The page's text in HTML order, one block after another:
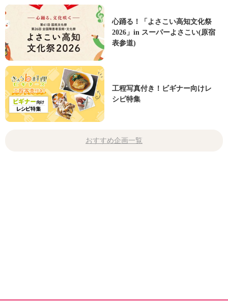
心踊る！「よさこい高知文化祭
2026」in スーパーよさこい(原宿
表参道)
工程写真付き！ビギナー向けレ
シピ特集
おすすめ企画一覧